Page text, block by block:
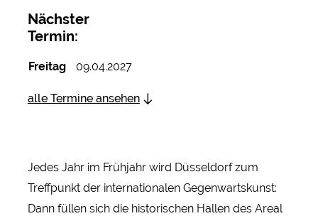
Nächster
Termin:
Freitag 09.04.2027
alle Termine ansehen
Jedes Jahr im Frühjahr wird Düsseldorf zum
Treffpunkt der internationalen Gegenwartskunst:
Dann füllen sich die historischen Hallen des Areal